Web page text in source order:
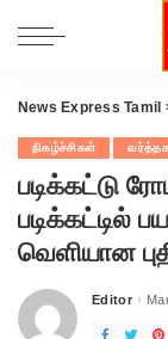
News Express Tamil
நிகழ்ச்சிகள்
படிக்கட்டு
படிக்கட்டில்
வெளியான
Posted
Editor